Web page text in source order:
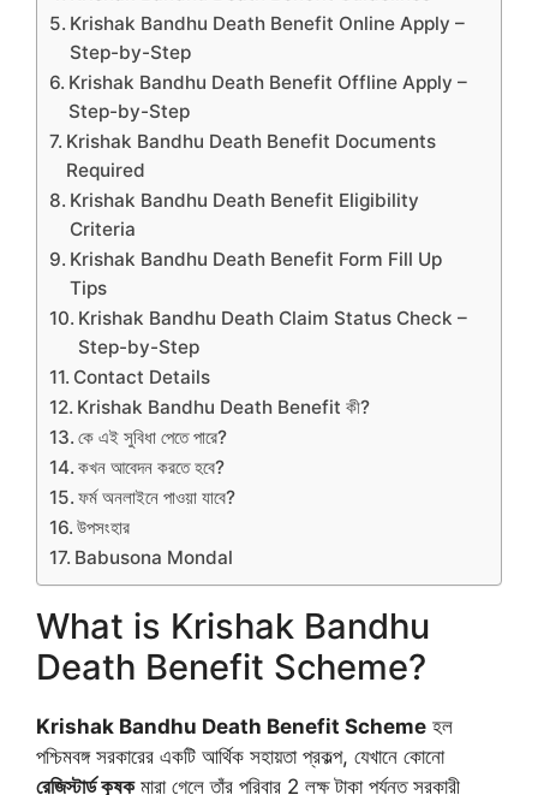
Krishak Bandhu Death Benefit Online Apply –
Step-by-Step
Krishak Bandhu Death Benefit Offline Apply –
Step-by-Step
Krishak Bandhu Death Benefit Documents
Required
Krishak Bandhu Death Benefit Eligibility
Criteria
Krishak Bandhu Death Benefit Form Fill Up
Tips
Krishak Bandhu Death Claim Status Check –
Step-by-Step
Contact Details
Krishak Bandhu Death Benefit কী?
কে এই সুবিধা পেতে পারে?
কখন আবেদন করতে হবে?
ফর্ম অনলাইনে পাওয়া যাবে?
উপসংহার
Babusona Mondal
What is Krishak Bandhu
Death Benefit Scheme?
Krishak Bandhu Death Benefit Scheme হল
পশ্চিমবঙ্গ সরকারের একটি আর্থিক সহায়তা প্রকল্প, যেখানে কোনো
রেজিস্টার্ড কৃষকমারা গেলে তাঁর পরিবার 2 লক্ষ টাকা পর্যন্ত সরকারী